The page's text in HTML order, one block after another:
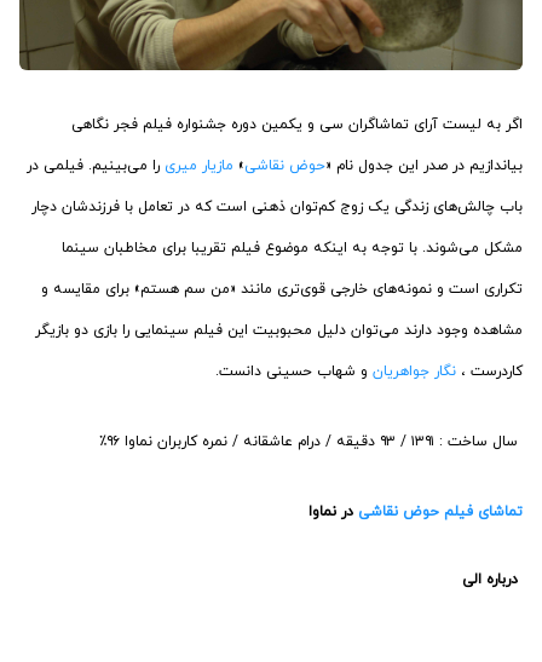
اگر به لیست آرای تماشاگران سی و یکمین دوره جشنواره فیلم فجر نگاهی
بیاندازیم در صدر این جدول نام «حوض نقاشی» مازیار میری را می‌بینیم. فیلمی در
باب چالش‌های زندگی یک زوج کم‌توان ذهنی است که در تعامل با فرزندشان دچار
مشکل می‌شوند. با توجه به اینکه موضوع فیلم تقریبا برای مخاطبان سینما
تکراری است و نمونه‌های خارجی قوی‌تری مانند «من سم هستم» برای مقایسه و
مشاهده وجود دارند می‌توان دلیل محبوبیت این فیلم سینمایی را بازی دو بازیگر
کاردرست ، نگار جواهریان و شهاب حسینی دانست.
‏سال ساخت : ۱۳۹۱ / ۹۳ دقیقه / درام عاشقانه / نمره کاربران نماوا ۹۶٪
تماشای فیلم حوض نقاشی در نماوا
‏درباره الی